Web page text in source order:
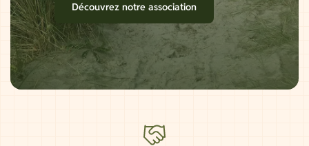
Découvrez notre association